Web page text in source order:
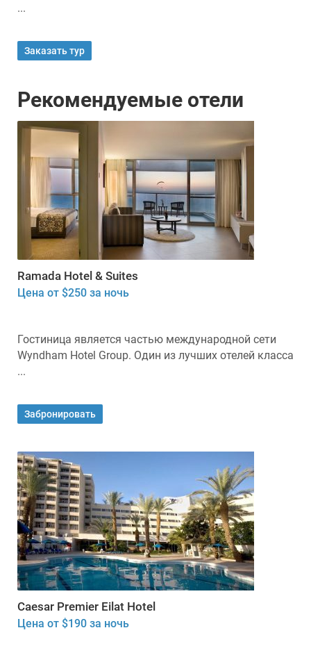
...
Заказать тур
Рекомендуемые отели
Ramada Hotel & Suites
Цена от $250 за ночь
Гостиница является частью международной сети
Wyndham Hotel Group. Один из лучших отелей класса
...
Забронировать
Caesar Premier Eilat Hotel
Цена от $190 за ночь